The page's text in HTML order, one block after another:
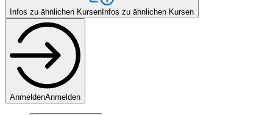
Infos zu ähnlichen Kursen Infos zu ähnlichen Kursen
AnmeldenAnmelden